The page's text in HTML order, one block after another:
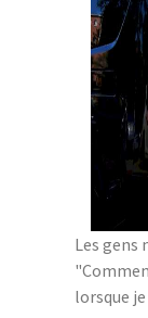
Les gens
lorsque